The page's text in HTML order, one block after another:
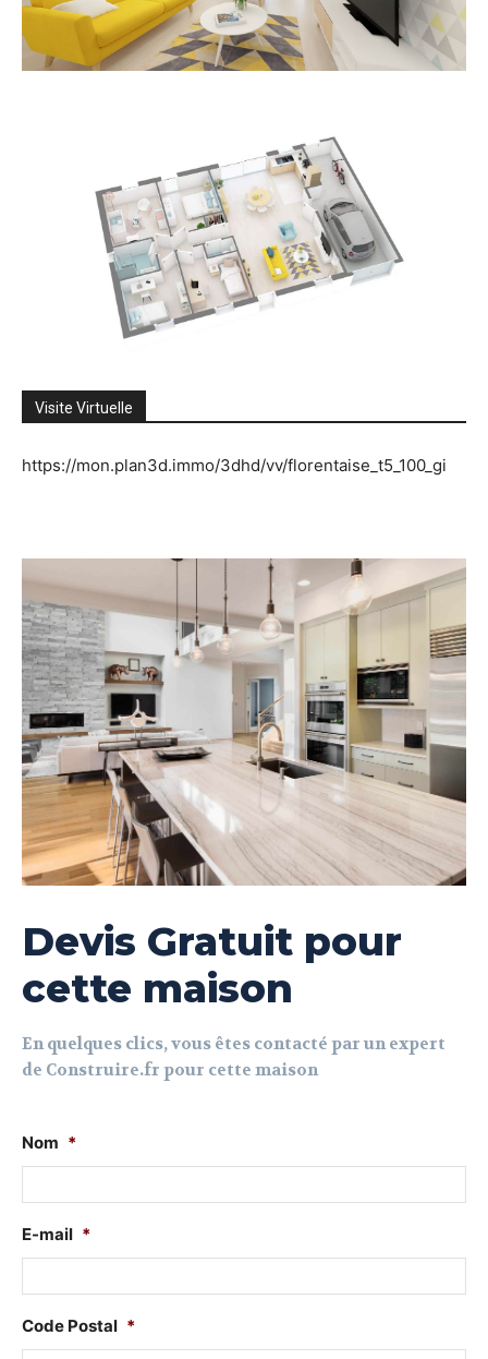
Visite Virtuelle
https://mon.plan3d.immo/3dhd/vv/florentaise_t5_100_gi
Devis Gratuit pour
cette maison
En quelques clics, vous êtes contacté par un expert
de Construire.fr pour cette maison
Nom *
E-mail *
Code Postal *